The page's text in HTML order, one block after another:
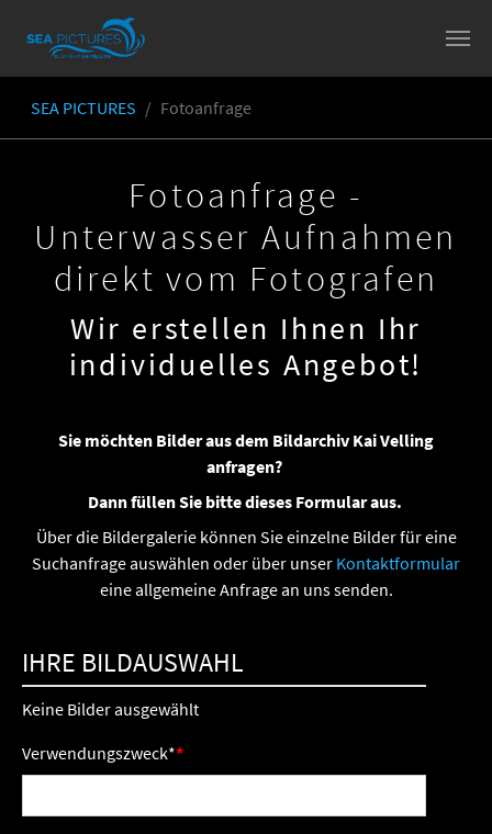
Skip to main content
You are here:
SEA PICTURES Fotoanfrage
Fotoanfrage -
Unterwasser Aufnahmen
direkt vom Fotografen
Wir erstellen Ihnen Ihr
individuelles Angebot!
Sie möchten Bilder aus dem Bildarchiv Kai Velling
anfragen?
Dann füllen Sie bitte dieses Formular aus.
Über die Bildergalerie können Sie einzelne Bilder für eine
Suchanfrage auswählen oder über unser Kontaktformular
eine allgemeine Anfrage an uns senden.
IHRE BILDAUSWAHL
Keine Bilder ausgewählt
Verwendungszweck*